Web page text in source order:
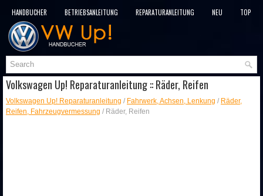
HANDBÜCHER BETRIEBSANLEITUNG REPARATURANLEITUNG NEU
TOP
SITEMAP
Volkswagen Up! Reparaturanleitung :: Räder, Reifen
Volkswagen Up! Reparaturanleitung / Fahrwerk, Achsen, Lenkung / Räder,
Reifen, Fahrzeugvermessung / Räder, Reifen